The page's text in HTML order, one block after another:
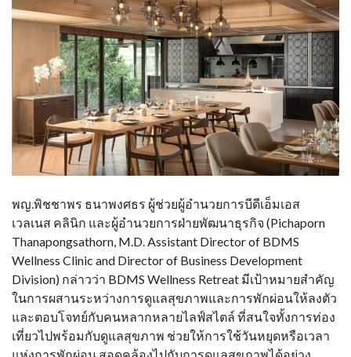
พญ.พิชชาพร ธนาพงศธร ผู้ช่วยผู้อำนวยการบีดีเอ็มเอส
เวลเนส คลินิก และผู้อำนวยการฝ่ายพัฒนาธุรกิจ (Pichaporn
Thanapongsathorn, M.D. Assistant Director of BDMS
Wellness Clinic and Director of Business Development
Division) กล่าวว่า BDMS Wellness Retreat มีเป้าหมายสำคัญ
ในการผสานระหว่างการดูแลสุขภาพและการพักผ่อนให้ลงตัว
และตอบโจทย์กับคนหลากหลายไลฟ์สไตล์ ที่สนใจทั้งการท่อง
เที่ยวไปพร้อมกับดูแลสุขภาพ ช่วยให้การใช้วันหยุดหรือเวลา